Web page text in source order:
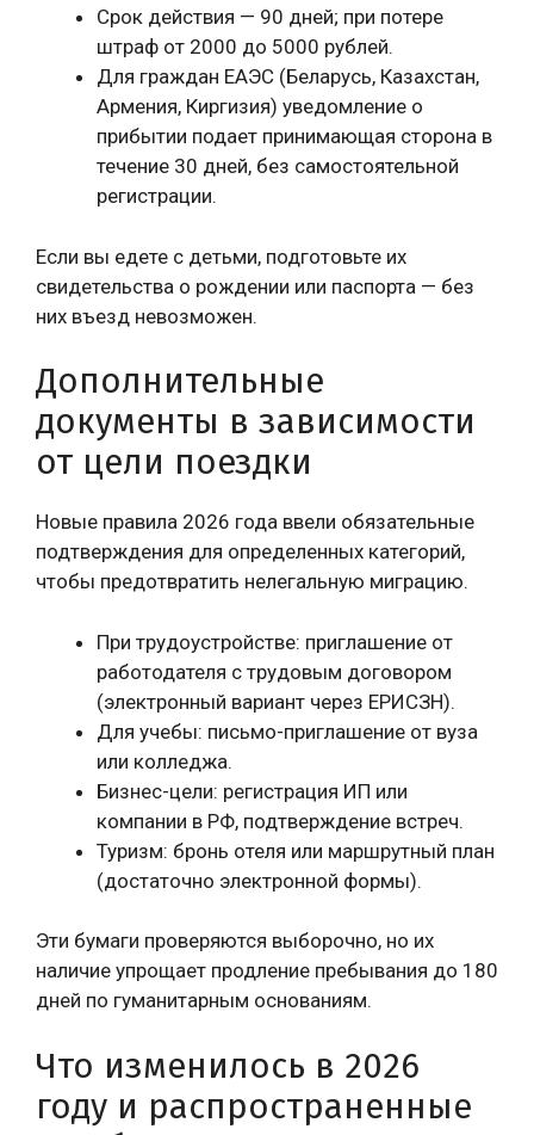
Срок действия — 90 дней; при потере
штраф от 2000 до 5000 рублей.
Для граждан ЕАЭС (Беларусь, Казахстан,
Армения, Киргизия) уведомление о
прибытии подает принимающая сторона в
течение 30 дней, без самостоятельной
регистрации.
Если вы едете с детьми, подготовьте их
свидетельства о рождении или паспорта — без
них въезд невозможен.
Дополнительные
документы в зависимости
от цели поездки
Новые правила 2026 года ввели обязательные
подтверждения для определенных категорий,
чтобы предотвратить нелегальную миграцию.
При трудоустройстве: приглашение от
работодателя с трудовым договором
(электронный вариант через ЕРИСЗН).
Для учебы: письмо-приглашение от вуза
или колледжа.
Бизнес-цели: регистрация ИП или
компании в РФ, подтверждение встреч.
Туризм: бронь отеля или маршрутный план
(достаточно электронной формы).
Эти бумаги проверяются выборочно, но их
наличие упрощает продление пребывания до 180
дней по гуманитарным основаниям.
Что изменилось в 2026
году и распространенные